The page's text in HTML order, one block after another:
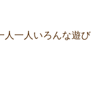
人一人いろんな遊び